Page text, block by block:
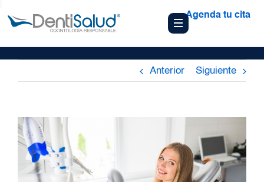
Agenda tu cita
Anterior Siguiente